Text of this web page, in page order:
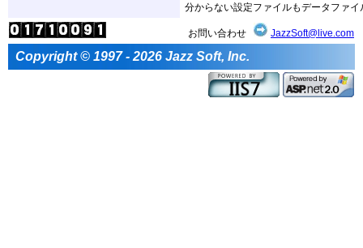
分からない設定ファイルもデータファ
お問い合わせ JazzSoft@live.com
Copyright © 1997 - 2026 Jazz Soft, Inc.